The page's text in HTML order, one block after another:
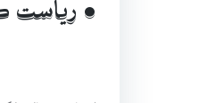
• رياست
اخباري ڪالم